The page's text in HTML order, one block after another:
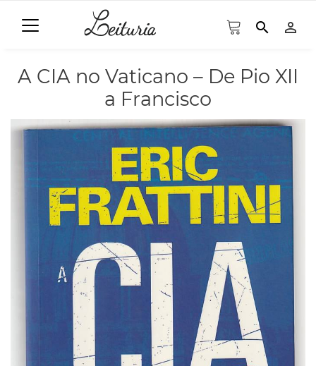
search person_outline
A CIA no Vaticano – De Pio XII
a Francisco